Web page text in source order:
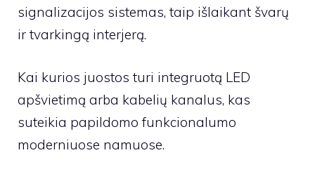
signalizacijos sistemas, taip išlaikant švarų
ir tvarkingą interjerą.
Kai kurios juostos turi integruotą LED
apšvietimą arba kabelių kanalus, kas
suteikia papildomo funkcionalumo
moderniuose namuose.